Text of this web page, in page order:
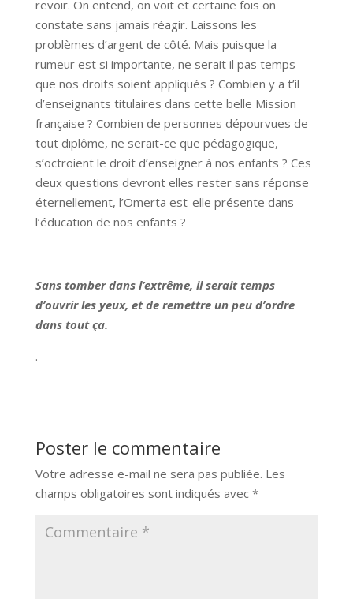
revoir. On entend, on voit et certaine fois on
constate sans jamais réagir. Laissons les
problèmes d’argent de côté. Mais puisque la
rumeur est si importante, ne serait il pas temps
que nos droits soient appliqués ? Combien y a t’il
d’enseignants titulaires dans cette belle Mission
française ? Combien de personnes dépourvues de
tout diplôme, ne serait-ce que pédagogique,
s’octroient le droit d’enseigner à nos enfants ? Ces
deux questions devront elles rester sans réponse
éternellement, l’Omerta est-elle présente dans
l’éducation de nos enfants ?
Sans tomber dans l’extrême, il serait temps
d’ouvrir les yeux, et de remettre un peu d’ordre
dans tout ça.
.
Poster le commentaire
Votre adresse e-mail ne sera pas publiée. Les
champs obligatoires sont indiqués avec *